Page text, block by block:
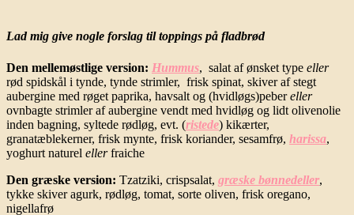
Lad mig give nogle forslag til toppings på fladbrød
Den mellemøstlige version: Hummus, salat af ønsket type eller
rød spidskål i tynde, tynde strimler, frisk spinat, skiver af stegt
aubergine med røget paprika, havsalt og (hvidløgs)pebereller
ovnbagte strimler af aubergine vendt med hvidløg og lidt olivenolie
inden bagning, syltede rødløg, evt. (ristede) kikærter,
granatæblekerner, frisk mynte, frisk koriander, sesamfrø, harissa,
yoghurt naturel ellerfraiche
Den græske version: Tzatziki, crispsalat, græske bønnedeller,
tykke skiver agurk, rødløg, tomat, sorte oliven, frisk oregano,
nigellafrø